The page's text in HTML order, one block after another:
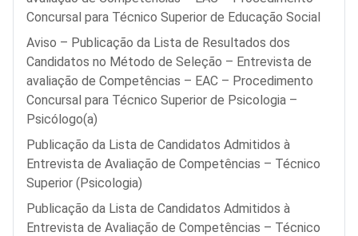
Concursal para Técnico Superior de Educação Social
Aviso – Publicação da Lista de Resultados dos
Candidatos no Método de Seleção – Entrevista de
avaliação de Competências – EAC – Procedimento
Concursal para Técnico Superior de Psicologia –
Psicólogo(a)
Publicação da Lista de Candidatos Admitidos à
Entrevista de Avaliação de Competências – Técnico
Superior (Psicologia)
Publicação da Lista de Candidatos Admitidos à
Entrevista de Avaliação de Competências – Técnico